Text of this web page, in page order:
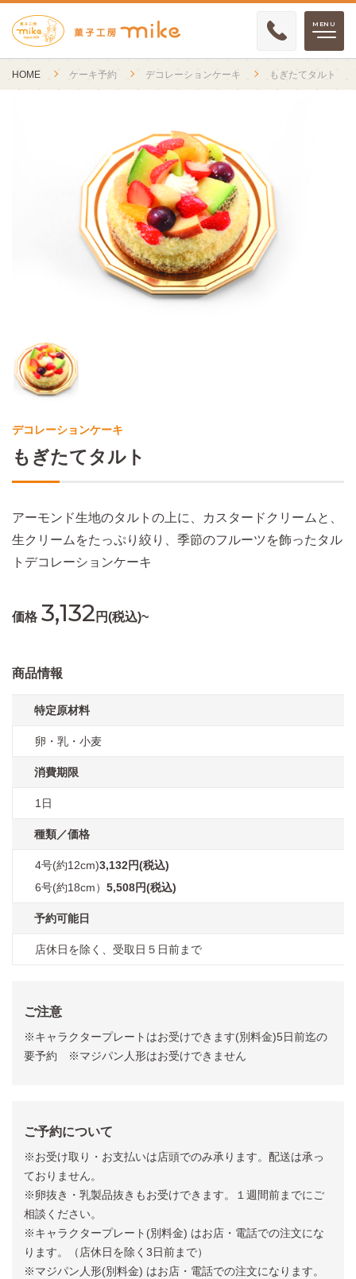
HOME ケーキ予約 デコレーションケーキ もぎたてタルト
デコレーションケーキ
もぎたてタルト
アーモンド生地のタルトの上に、カスタードクリームと、
生クリームをたっぷり絞り、季節のフルーツを飾ったタル
トデコレーションケーキ
価格 3,132 円(税込)~
商品情報
特定原材料
卵・乳・小麦
消費期限
1日
種類／価格
4号(約12cm)3,132円(税込)
6号(約18cm） 5,508円(税込)
予約可能日
店休日を除く、受取日５日前まで
ご注意
※キャラクタープレートはお受けできます(別料金)5日前迄の
要予約 ※マジパン人形はお受けできません
ご予約について
※お受け取り・お支払いは店頭でのみ承ります。配送は承っ
ておりません。
※卵抜き・乳製品抜きもお受けできます。１週間前までにご
相談ください。
※キャラクタープレート(別料金) はお店・電話での注文にな
ります。（店休日を除く3日前まで）
※マジパン人形(別料金) はお店・電話での注文になります。